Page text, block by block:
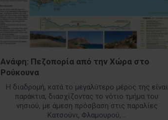
Ανάφη: Πεζοπορία από την Χώρα στο
Ρούκουνα
Η διαδρομή, κατά το μεγαλύτερο μέρος της είναι
παράκτια, διασχίζοντας το νότιο τμήμα του
νησιού, με άμεση πρόσβαση στις παραλίες
Κατσούνι, Φλαμουρού, ..